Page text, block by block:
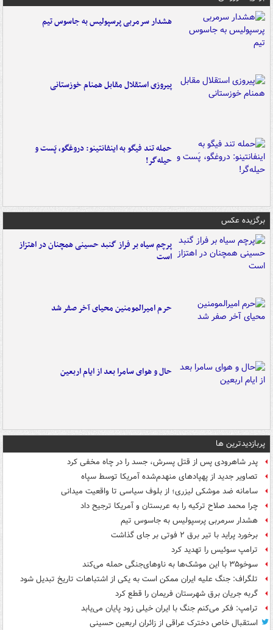
هشدار سرمربی پرسپولیس به جاسوس تیم
پیروزی استقلال مقابل همنام خوزستانی
حمله تند فیگو به اینفانتینو: دروغگو، پَست‌ و
حیله‌گر!
برگزیده عکس
پرچم سیاه بر فراز گنبد حسینی همچنان در اهتزاز
است
حرم امیرالمومنین محیای آخر صفر شد
حال و هوای سامرا بعد از ایام اربعین
پربازدیدترین ها
پدر شاهرودی پس از قتل پسرش، جسد را در چاه مخفی کرد
تصاویر جدید از پهپادهای منهدم‌شده آمریکا توسط سپاه
سامانه ضد موشکی لیزری؛ از بلوف سیاسی تا واقعیت میدانی
چرا محمد صلاح ترکیه را به عربستان و آمریکا ترجیح داد
هشدار سرمربی پرسپولیس به جاسوس تیم
برخورد پراید با تیر برق ۲ فوتی بر جای گذاشت
ترامپ سوئیس را تهدید کرد
سوخو۳۵ با این موشک‌ها به ناوهای‌جنگی حمله می‌کند
تلگراف: جنگ علیه ایران ممکن است به یکی از اشتباهات تاریخ تبدیل شود
گربه جریان برق شهرستان فریمان را قطع کرد
ترامپ: فکر می‌کنم جنگ با ایران خیلی زود پایان می‌یابد
استقبال خاص دخترک عراقی از زائران اربعین حسینی